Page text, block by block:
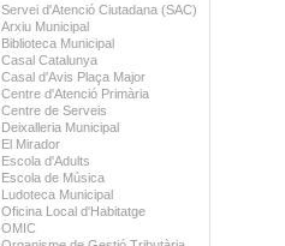
Servei d'Atenció Ciutadana (SAC)
Arxiu Municipal
Biblioteca Municipal
Casal Catalunya
Casal d'Avis Plaça Major
Centre d'Atenció Primària
Centre de Serveis
Deixalleria Municipal
El Mirador
Escola d'Adults
Escola de Música
Ludoteca Municipal
Oficina Local d'Habitatge
OMIC